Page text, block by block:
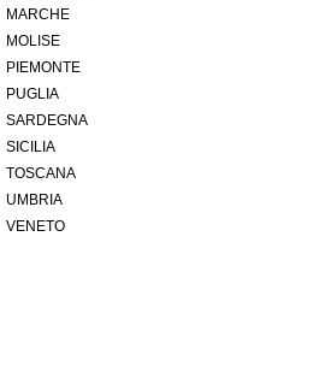
MARCHE
MOLISE
PIEMONTE
PUGLIA
SARDEGNA
SICILIA
TOSCANA
UMBRIA
VENETO